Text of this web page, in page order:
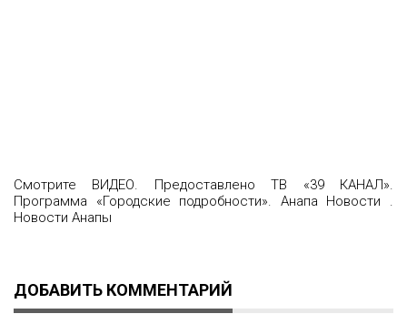
Смотрите ВИДЕО. Предоставлено ТВ «39 КАНАЛ».
Программа «Городские подробности». Анапа Новости .
Новости Анапы
ДОБАВИТЬ КОММЕНТАРИЙ